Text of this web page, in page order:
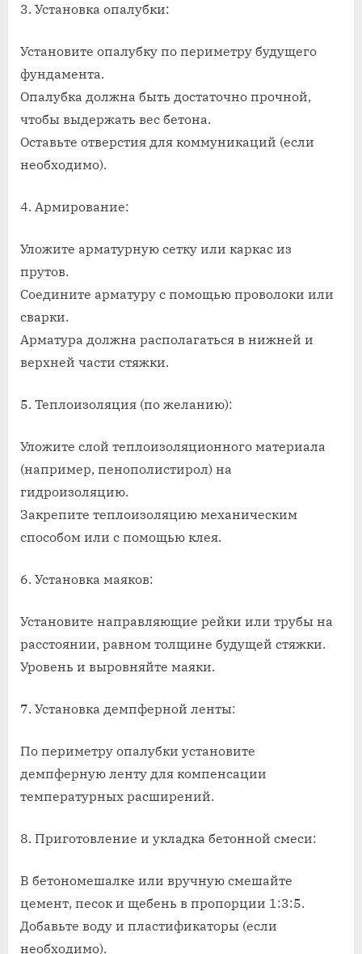
3. Установка опалубки:
Установите опалубку по периметру будущего
фундамента.
Опалубка должна быть достаточно прочной,
чтобы выдержать вес бетона.
Оставьте отверстия для коммуникаций (если
необходимо).
4. Армирование:
Уложите арматурную сетку или каркас из
прутов.
Соедините арматуру с помощью проволоки или
сварки.
Арматура должна располагаться в нижней и
верхней части стяжки.
5. Теплоизоляция (по желанию):
Уложите слой теплоизоляционного материала
(например, пенополистирол) на
гидроизоляцию.
Закрепите теплоизоляцию механическим
способом или с помощью клея.
6. Установка маяков:
Установите направляющие рейки или трубы на
расстоянии, равном толщине будущей стяжки.
Уровень и выровняйте маяки.
7. Установка демпферной ленты:
По периметру опалубки установите
демпферную ленту для компенсации
температурных расширений.
8. Приготовление и укладка бетонной смеси:
В бетономешалке или вручную смешайте
цемент, песок и щебень в пропорции 1:3:5.
Добавьте воду и пластификаторы (если
необходимо).